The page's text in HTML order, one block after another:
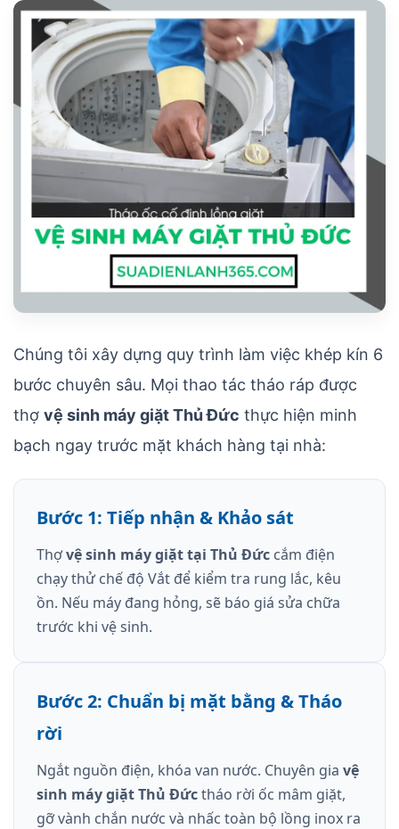
Chúng tôi xây dựng quy trình làm việc khép kín 6
bước chuyên sâu. Mọi thao tác tháo ráp được
thợ vệ sinh máy giặt Thủ Đức thực hiện minh
bạch ngay trước mặt khách hàng tại nhà:
Bước 1: Tiếp nhận & Khảo sát
Thợvệ sinh máy giặt tại Thủ Đức cắm điện
chạy thử chế độ Vắt để kiểm tra rung lắc, kêu
ồn. Nếu máy đang hỏng, sẽ báo giá sửa chữa
trước khi vệ sinh.
Bước 2: Chuẩn bị mặt bằng & Tháo
rời
Ngắt nguồn điện, khóa van nước. Chuyên gia vệ
sinh máy giặt Thủ Đứctháo rời ốc mâm giặt,
gỡ vành chắn nước và nhấc toàn bộ lồng inox ra